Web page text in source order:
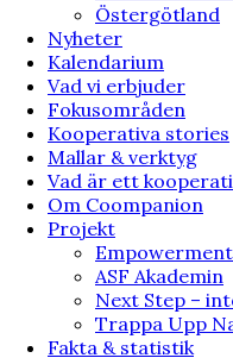
Östergötland
Nyheter
Kalendarium
Vad vi erbjuder
Fokusområden
Kooperativa stories
Mallar & verktyg
Vad är ett
Om Coompanion
Projekt
ASF Akademin
Next Step –
Trappa Upp
Fakta & statistik